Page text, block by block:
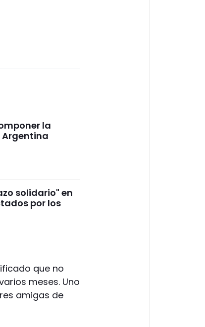
la
Argentina
solidario" en
por los
que no
meses. Uno
amigas de